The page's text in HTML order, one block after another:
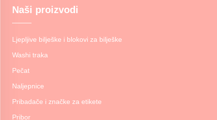
Naši proizvodi
Ljepljive bilješke i blokovi za bilješke
Washi traka
Pečat
Naljepnice
Pribadače i značke za etikete
Pribor